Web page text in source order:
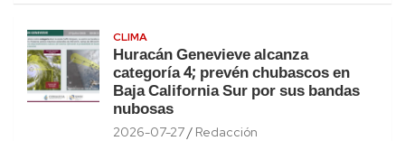
CLIMA
Huracán Genevieve alcanza
categoría 4; prevén chubascos en
Baja California Sur por sus bandas
nubosas
2026-07-27 Redacción